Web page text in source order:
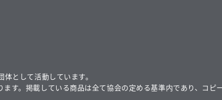
として活動しています。
す。掲載している商品は全て協会の定める基準内であり、コピ